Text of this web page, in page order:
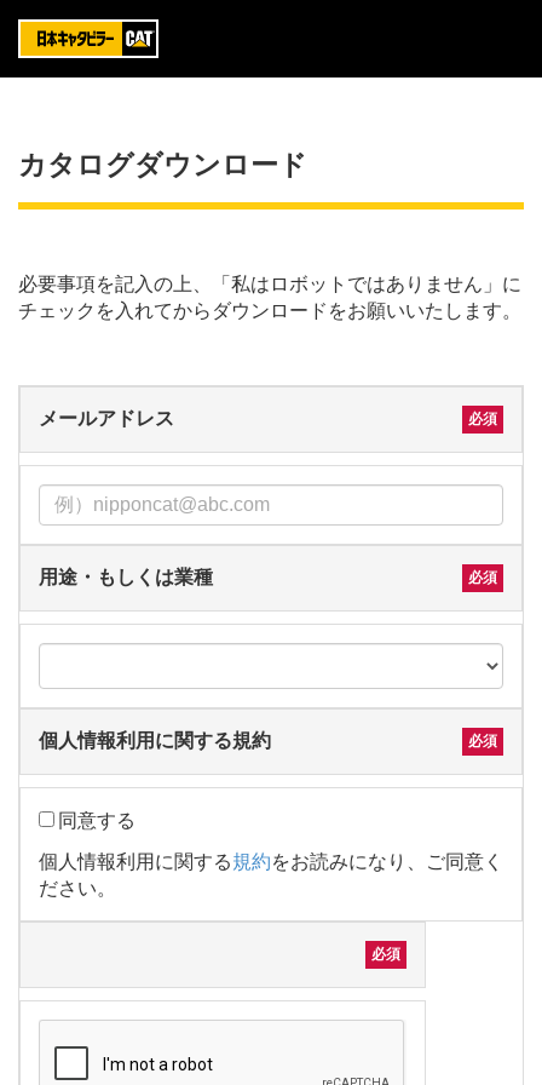
カタログダウンロード
必要事項を記入の上、「私はロボットではありません」に
チェックを入れてからダウンロードをお願いいたします。
メールアドレス
用途・もしくは業種
個人情報利用に関する規約
同意する
個人情報利用に関する規約をお読みになり、ご同意く
ださい。